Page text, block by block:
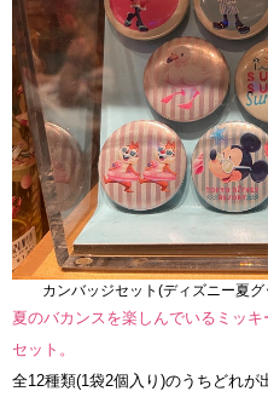
カンバッジセット(ディズニー夏
夏のバカンスを楽しんでいるミッ
セット。
全12種類(1袋2個入り)のうちどれが